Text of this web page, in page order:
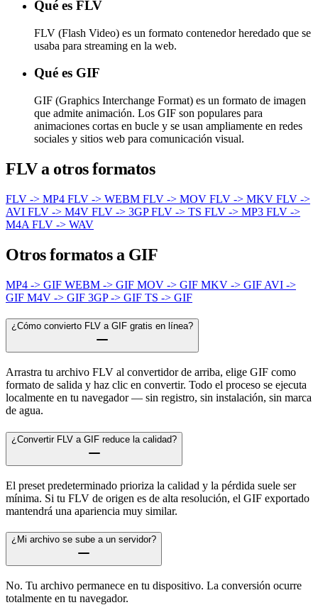
Qué es FLV
FLV (Flash Video) es un formato contenedor heredado que se
usaba para streaming en la web.
Qué es GIF
GIF (Graphics Interchange Format) es un formato de imagen
que admite animación. Los GIF son populares para
animaciones cortas en bucle y se usan ampliamente en redes
sociales y sitios web para comunicación visual.
FLV a otros formatos
FLV -> MP4 FLV -> WEBM FLV -> MOV FLV -> MKV FLV ->
AVI FLV -> M4V FLV -> 3GPFLV -> TS FLV -> MP3 FLV ->
M4A FLV -> WAV
Otros formatos a GIF
MP4 -> GIF WEBM -> GIF MOV -> GIF MKV -> GIF AVI ->
GIF M4V -> GIF 3GP -> GIF TS -> GIF
¿Cómo convierto FLV a GIF gratis en línea?
Arrastra tu archivo FLV al convertidor de arriba, elige GIF como
formato de salida y haz clic en convertir. Todo el proceso se ejecuta
localmente en tu navegador — sin registro, sin instalación, sin marca
de agua.
¿Convertir FLV a GIF reduce la calidad?
El preset predeterminado prioriza la calidad y la pérdida suele ser
mínima. Si tu FLV de origen es de alta resolución, el GIF exportado
mantendrá una apariencia muy similar.
¿Mi archivo se sube a un servidor?
No. Tu archivo permanece en tu dispositivo. La conversión ocurre
totalmente en tu navegador.